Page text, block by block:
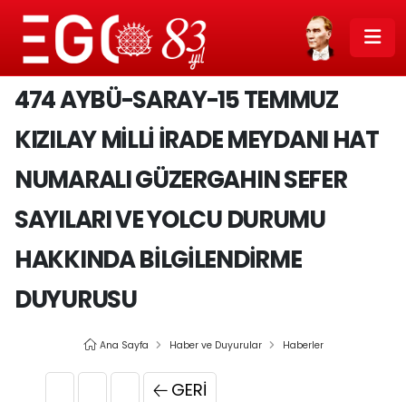
474 AYBÜ-SARAY-15 TEMMUZ
KIZILAY MİLLİ İRADE MEYDANI HAT
NUMARALI GÜZERGAHIN SEFER
SAYILARI VE YOLCU DURUMU
HAKKINDA BİLGİLENDİRME
DUYURUSU
Ana Sayfa Haber ve Duyurular Haberler
GERI